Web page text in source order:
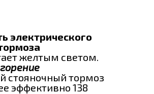
электрического
желтым светом.
стояночный тормоз
эффективно 138